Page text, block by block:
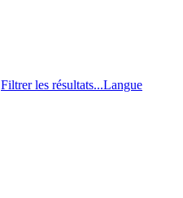
Filtrer les résultats...Langue